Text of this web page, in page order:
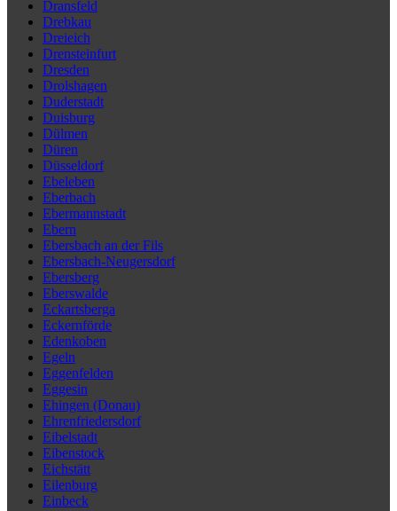
Dransfeld
Drebkau
Dreieich
Drensteinfurt
Dresden
Drolshagen
Duderstadt
Duisburg
Dülmen
Düren
Düsseldorf
Ebeleben
Eberbach
Ebermannstadt
Ebern
Ebersbach an der Fils
Ebersbach-Neugersdorf
Ebersberg
Eberswalde
Eckartsberga
Eckernförde
Edenkoben
Egeln
Eggenfelden
Eggesin
Ehingen (Donau)
Ehrenfriedersdorf
Eibelstadt
Eibenstock
Eichstätt
Eilenburg
Einbeck